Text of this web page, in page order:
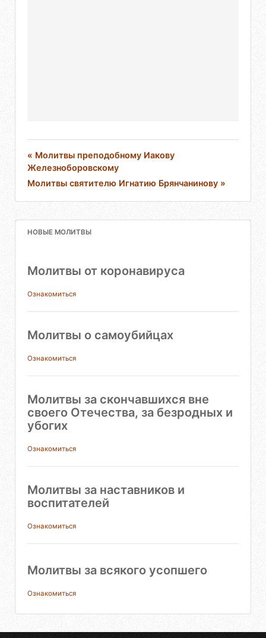
« Молитвы преподобному Иакову
Железноборовскому
Молитвы святителю Игнатию Брянчанинову »
НОВЫЕ МОЛИТВЫ
Молитвы от коронавируса
Ознакомиться
Молитвы о самоубийцах
Ознакомиться
Молитвы за скончавшихся вне
своего Отечества, за безродных и
убогих
Ознакомиться
Молитвы за наставников и
воспитателей
Ознакомиться
Молитвы за всякого усопшего
Ознакомиться